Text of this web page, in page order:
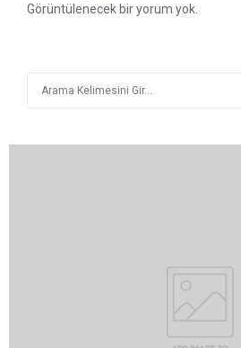
Görüntülenecek bir yorum yok.